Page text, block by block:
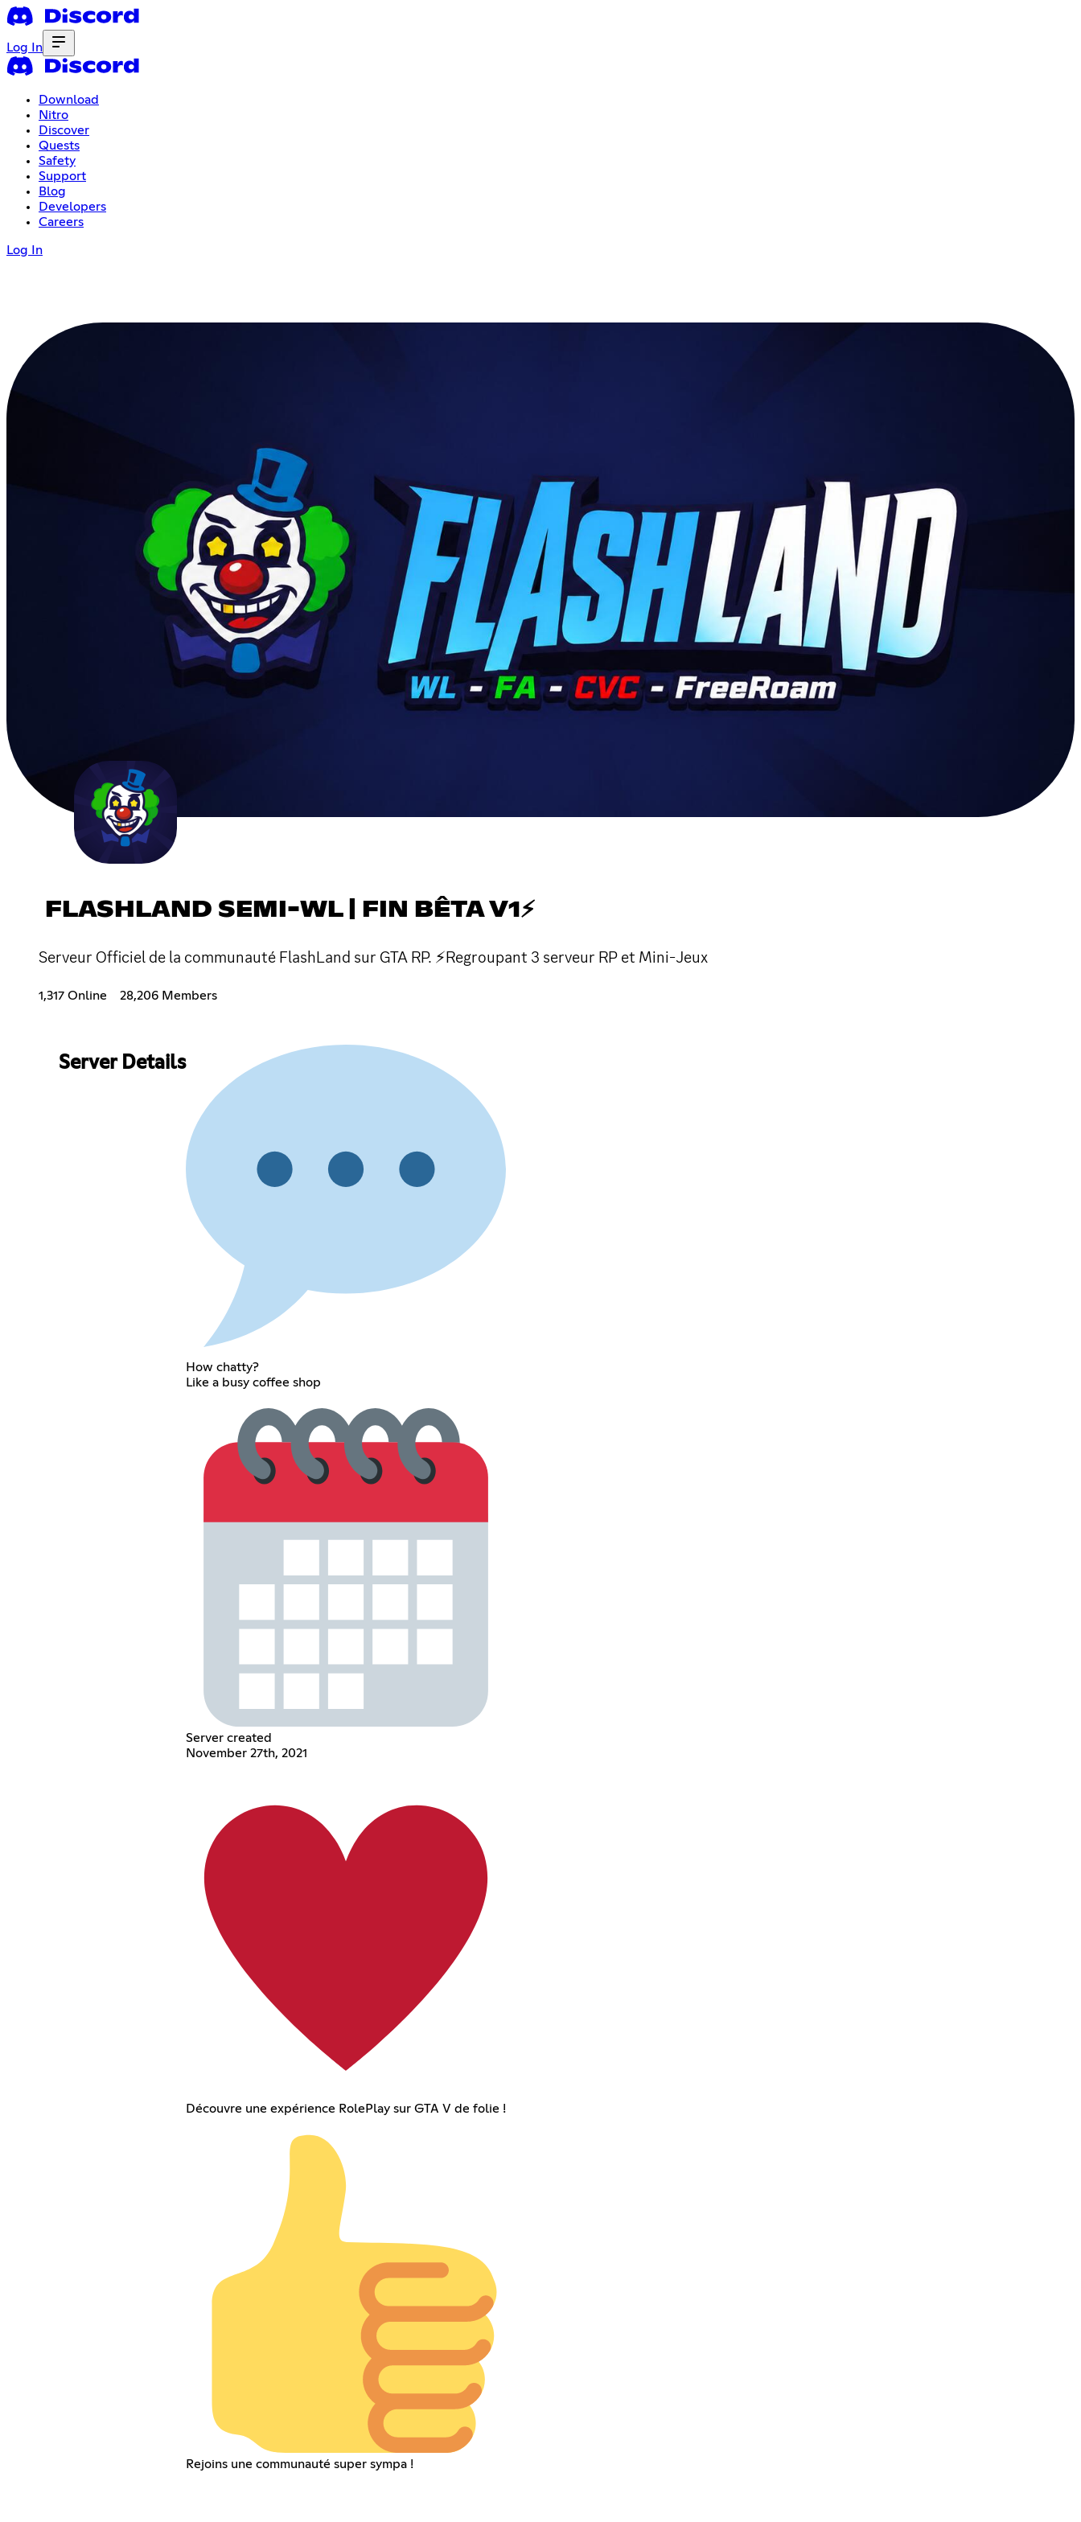
Log In
Download
Nitro
Discover
Quests
Safety
Support
Blog
Developers
Careers
Log In
FLASHLAND SEMI-WL | FIN BÊTA V1⚡
Serveur Officiel de la communauté FlashLand sur GTA RP. ⚡Regroupant 3 serveur RP et Mini-Jeux
1,317 Online 28,206 Members
Server Details
How chatty?
Like a busy coffee shop
Server created
November 27th, 2021
Découvre une expérience RolePlay sur GTA V de folie !
Rejoins une communauté super sympa !